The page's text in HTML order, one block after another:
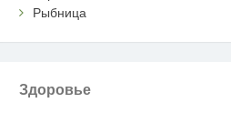
Рыбница
Здоровье